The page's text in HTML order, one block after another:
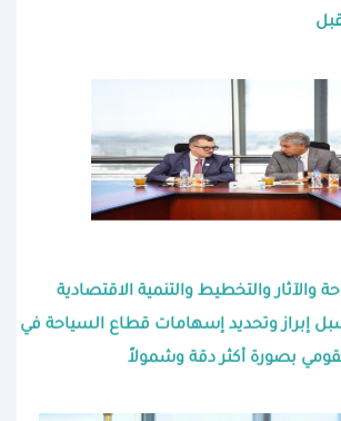
والآثار والتخطيط والتنمية الاقتصادية
إبراز وتحديد إسهامات قطاع السياحة في
بصورة أكثر دقة وشمولاً